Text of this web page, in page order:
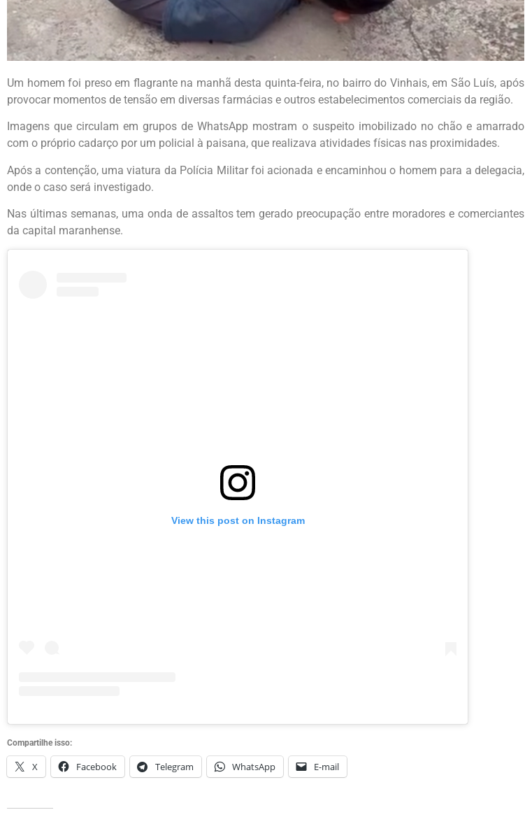
Um homem foi preso em flagrante na manhã desta quinta-feira, no bairro do Vinhais, em São Luís, após
provocar momentos de tensão em diversas farmácias e outros estabelecimentos comerciais da região.
Imagens que circulam em grupos de WhatsApp mostram o suspeito imobilizado no chão e amarrado
com o próprio cadarço por um policial à paisana, que realizava atividades físicas nas proximidades.
Após a contenção, uma viatura da Polícia Militar foi acionada e encaminhou o homem para a delegacia,
onde o caso será investigado.
Nas últimas semanas, uma onda de assaltos tem gerado preocupação entre moradores e comerciantes
da capital maranhense.
View this post on Instagram
Compartilhe isso:
X Facebook Telegram WhatsApp E-mail